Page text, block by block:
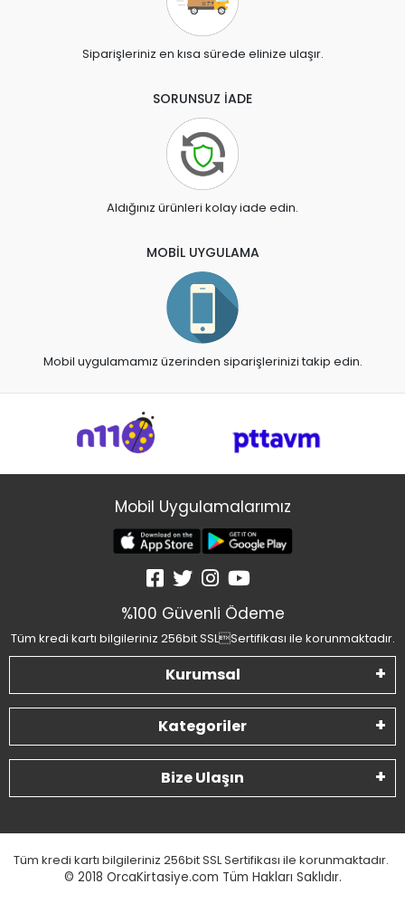
Siparişleriniz en kısa sürede elinize ulaşır.
SORUNSUZ İADE
Aldığınız ürünleri kolay iade edin.
MOBİL UYGULAMA
Mobil uygulamamız üzerinden siparişlerinizi takip edin.
Mobil Uygulamalarımız
%100 Güvenli Ödeme
Tüm kredi kartı bilgileriniz 256bit SSLSertifikası ile korunmaktadır.
Kurumsal
Kategoriler
Bize Ulaşın
Tüm kredi kartı bilgileriniz 256bit SSL Sertifikası ile korunmaktadır.
© 2018 OrcaKirtasiye.com Tüm Hakları Saklıdır.